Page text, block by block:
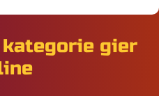
gier